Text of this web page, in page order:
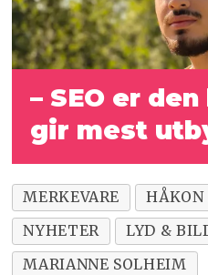
– SEO er
gir mest
MERKEVARE HÅKON
NYHETER
LYD &
MARIANNE SOLHEIM